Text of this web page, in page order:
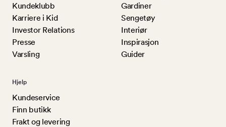
Kundeklubb
Karriere i Kid
Investor Relations
Presse
Varsling
Gardiner
Sengetøy
Interiør
Inspirasjon
Guider
Hjelp
Kundeservice
Finn butikk
Frakt og levering